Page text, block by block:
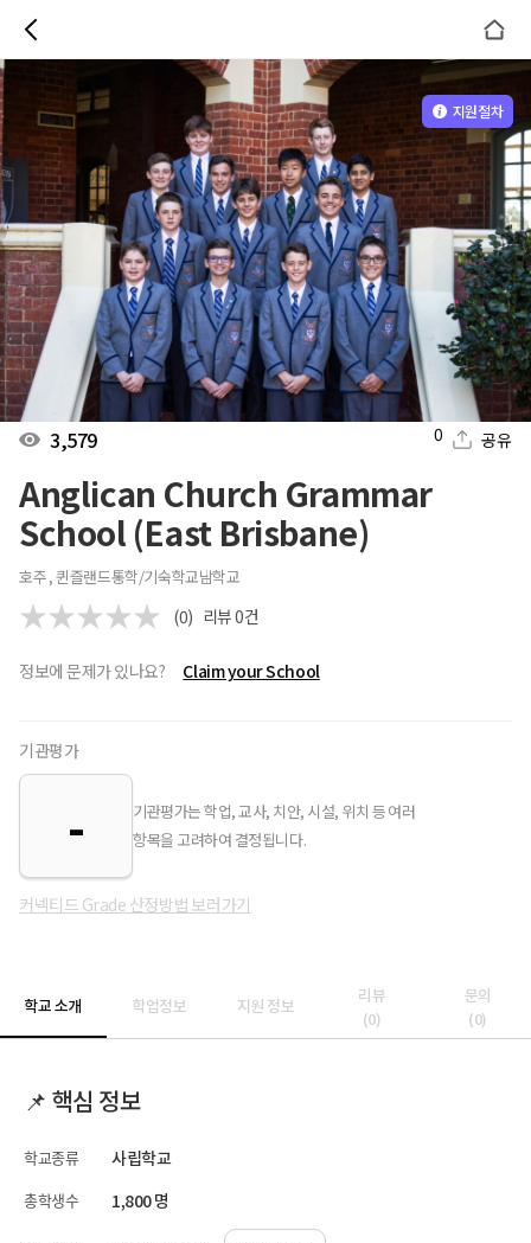
3,579 0 공유
Anglican Church Grammar
School (East Brisbane)
호주 , 퀸즐랜드통학/기숙학교남학교
(0) 리뷰0건
정보에 문제가 있나요? Claim your School
기관평가
-
기관평가는 학업, 교사, 치안, 시설, 위치 등 여러
항목을 고려하여 결정됩니다.
커넥티드 Grade 산정방법 보러가기
지원절차
학교 소개 학업정보 지원 정보
리뷰
(0)
문의
(0)
📌 핵심 정보
학교종류 사립학교
총학생수 1,800 명